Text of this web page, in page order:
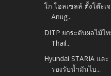
โก โฮลเซลล์ ตั้งโต๊ะเ
Anug...
DITP ยกระดับผลไม้ไ
Thail...
Hyundai STARIA แล
รองรับน้ำมันไบ...